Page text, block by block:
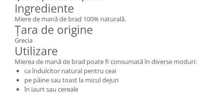
Ingrediente
Miere de mană de brad 100% naturală.
Țara de origine
Grecia
Utilizare
Mierea de mană de brad poate fi consumată în diverse moduri:
ca îndulcitor natural pentru ceai
pe pâine sau toast la micul dejun
în iaurt sau cereale